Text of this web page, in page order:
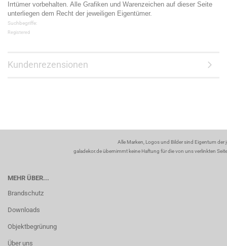
Irrtümer vorbehalten. Alle Grafiken und Warenzeichen auf dieser Seite
unterliegen dem Recht der jeweiligen Eigentümer.
Suchbegriffe:
Registered
Kundenrezensionen
Alle Marken, Logos und Bilder sind Eigentum
galadekor.de übernimmt keine Haftung für die von uns verlinkten
MEHR ÜBER...
Brandschutz
Downloads
Objektbegrünung
Über uns